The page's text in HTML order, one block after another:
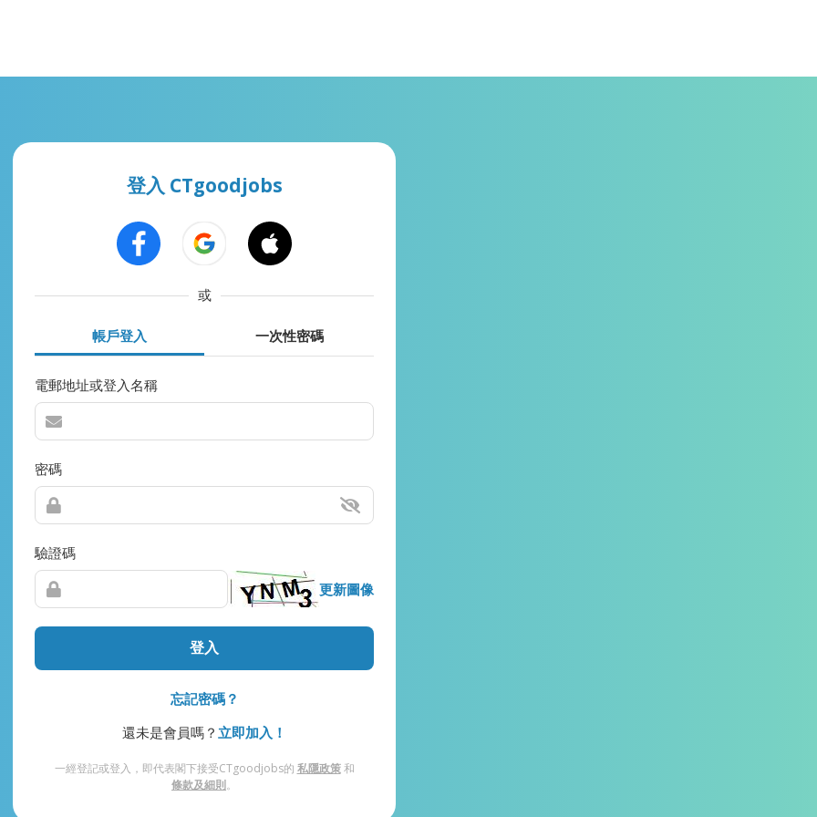
登入 CTgoodjobs
或
帳戶登入 一次性密碼
電郵地址或登入名稱
密碼
驗證碼
更新圖像
登入
忘記密碼？
還未是會員嗎？ 立即加入！
一經登記或登入，即代表閣下接受CTgoodjobs的 私隱政策和
條款及細則。